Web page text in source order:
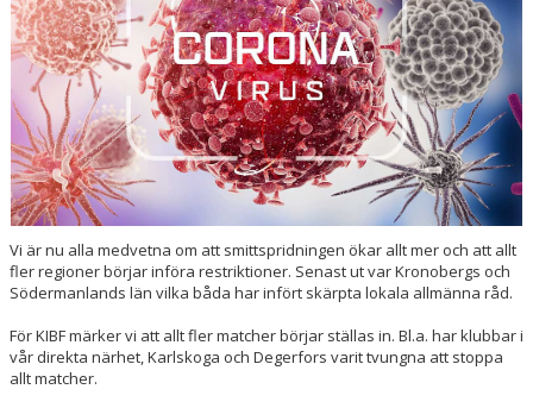
OM KLUBBEN
MEDLEMSKAP
TRÄNINGSTIDER
FÖRENINGSKLÄDER
KIOSK
Vi är nu alla medvetna om att smittspridningen ökar allt mer och att allt
fler regioner börjar införa restriktioner. Senast ut var Kronobergs och
Södermanlands län vilka båda har infört skärpta lokala allmänna råd.
För KIBF märker vi att allt fler matcher börjar ställas in. Bl.a. har klubbar i
vår direkta närhet, Karlskoga och Degerfors varit tvungna att stoppa
allt matcher.